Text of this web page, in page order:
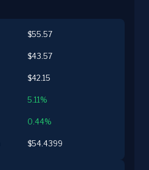
$55.57
$43.57
$42.15
5.11%
0.44%
$54.4399